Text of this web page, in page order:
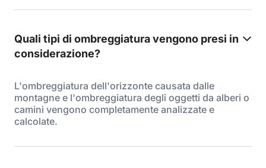
Quali tipi di ombreggiatura vengono presi in
considerazione?
L'ombreggiatura dell'orizzonte causata dalle
montagne e l'ombreggiatura degli oggetti da alberi o
camini vengono completamente analizzate e
calcolate.